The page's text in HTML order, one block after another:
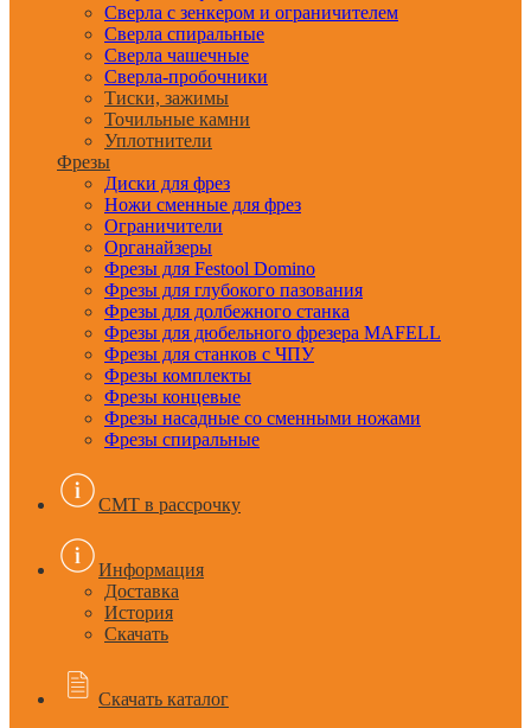
Сверла с зенкером и ограничителем
Сверла спиральные
Сверла чашечные
Сверла-пробочники
Тиски, зажимы
Точильные камни
Уплотнители
Фрезы
Диски для фрез
Ножи сменные для фрез
Ограничители
Органайзеры
Фрезы для Festool Domino
Фрезы для глубокого пазования
Фрезы для долбежного станка
Фрезы для дюбельного фрезера MAFELL
Фрезы для станков с ЧПУ
Фрезы комплекты
Фрезы концевые
Фрезы насадные со сменными ножами
Фрезы спиральные
CMT в рассрочку
Информация
Доставка
История
Скачать
Скачать каталог